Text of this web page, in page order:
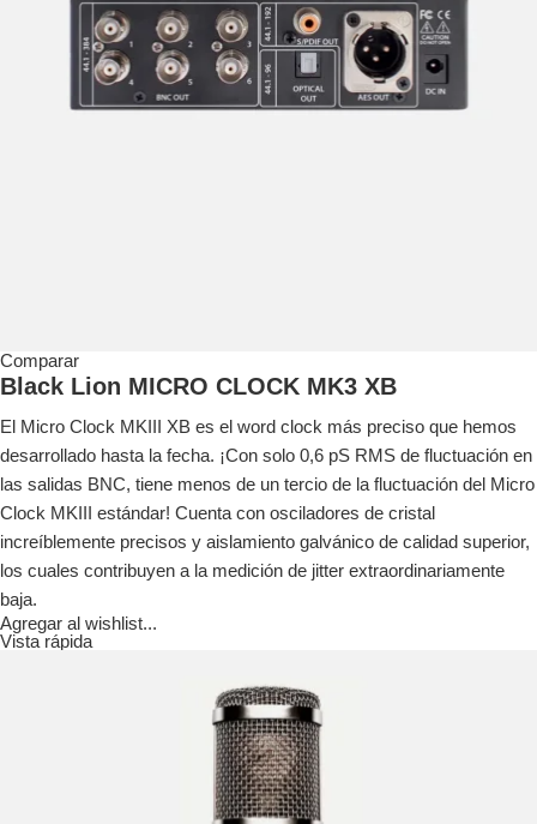
Comparar
Black Lion MICRO CLOCK MK3 XB
El Micro Clock MKIII XB es el word clock más preciso que hemos
desarrollado hasta la fecha. ¡Con solo 0,6 pS RMS de fluctuación en
las salidas BNC, tiene menos de un tercio de la fluctuación del Micro
Clock MKIII estándar! Cuenta con osciladores de cristal
increíblemente precisos y aislamiento galvánico de calidad superior,
los cuales contribuyen a la medición de jitter extraordinariamente
baja.
Agregar al wishlist...
Vista rápida